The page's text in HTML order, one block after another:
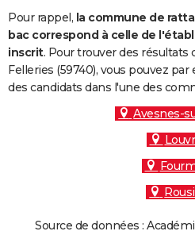
S'inscrire
Se connecter
Lycées
Collèges
Primaires
Universités
Entreprises
Service militaire
Avis de recherche
AVIS DE DÉCÈS
FORUM
Pour rappel, la commune de
bac correspond à celle de
inscrit. Pour trouver des résultats
Felleries (59740), vous pouvez
des candidats dans l'une des
Avesnes-
Source de données :